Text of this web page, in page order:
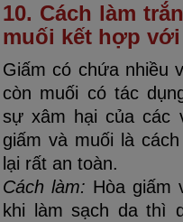
10. Cách làm
muối kết hợp
Giấm có chứa nhiều
còn muối có tác
sự xâm hại của các
giấm và muối là
lại rất an toàn.
Cách làm: Hòa giấm
khi làm sạch da thì